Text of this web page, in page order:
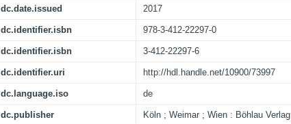
dc.date.issued 2017
dc.identifier.isbn 978-3-412-22297-0
dc.identifier.isbn 3-412-22297-6
dc.identifier.uri http://hdl.handle.net/10900/73997
dc.language.iso de
dc.publisher Köln ; Weimar ; Wien : Böhlau Verlag